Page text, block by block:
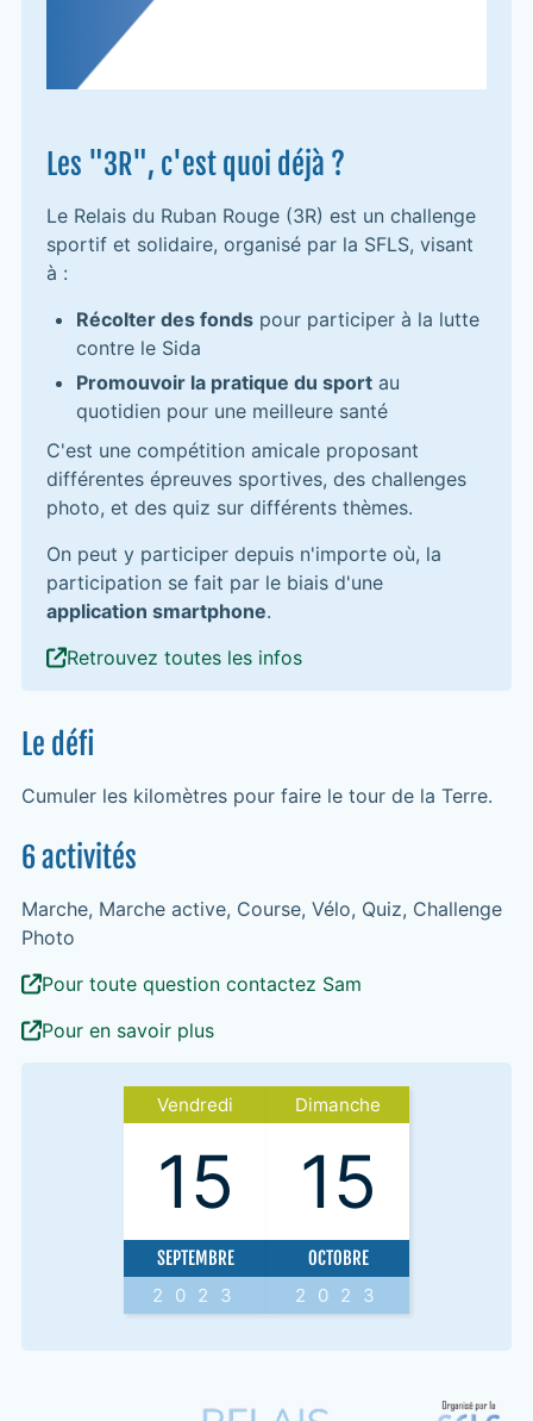
Les "3R", c'est quoi déjà ?
Le Relais du Ruban Rouge (3R) est un challenge
sportif et solidaire, organisé par la SFLS, visant
à :
Récolter des fondspour participer à la lutte
contre le Sida
Promouvoir la pratique du sportau
quotidien pour une meilleure santé
C'est une compétition amicale proposant
différentes épreuves sportives, des challenges
photo, et des quiz sur différents thèmes.
On peut y participer depuis n'importe où, la
participation se fait par le biais d'une
application smartphone.
Retrouvez toutes les infos
Le défi
Cumuler les kilomètres pour faire le tour de la Terre.
6 activités
Marche, Marche active, Course, Vélo, Quiz, Challenge
Photo
Pour toute question contactez Sam
Pour en savoir plus
Vendredi
15
SEPTEMBRE
2023
Dimanche
15
OCTOBRE
2023